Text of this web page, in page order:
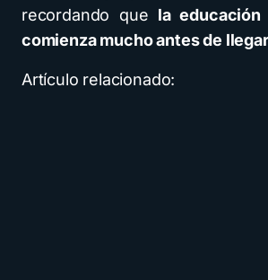
recordando que la
comienza mucho antes de
Artículo relacionado: